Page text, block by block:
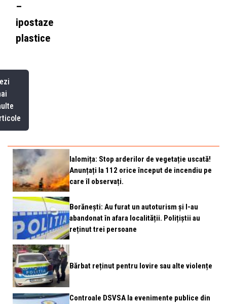
Ialomița: Stop arderilor de vegetație uscată!
Anunțați la 112 orice început de incendiu pe
care îl observați.
Borănești: Au furat un autoturism și l-au
abandonat în afara localității. Polițiștii au
reținut trei persoane
Bărbat reținut pentru lovire sau alte violențe
Controale DSVSA la evenimente publice din
–
ipostaze
plastice